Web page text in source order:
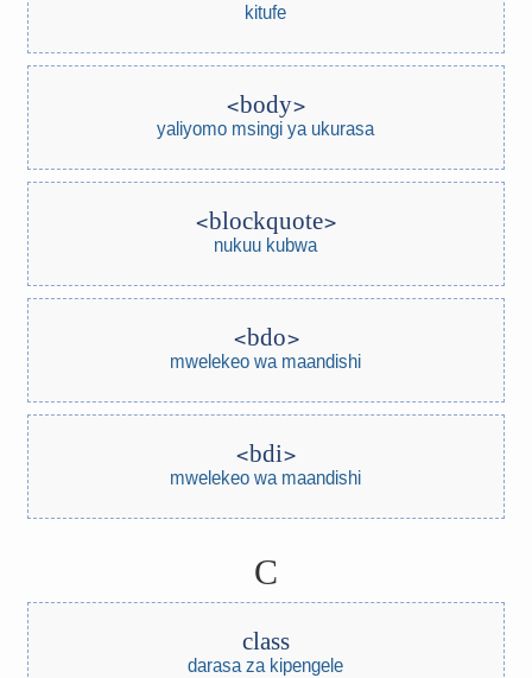
kitufe
body
yaliyomo msingi ya ukurasa
blockquote
nukuu kubwa
bdo
mwelekeo wa maandishi
bdi
mwelekeo wa maandishi
C
class
darasa za kipengele